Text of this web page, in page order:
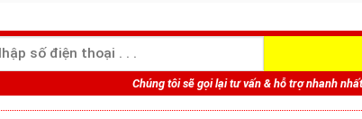
Chúng tôi sẽ gọi lại tư vấn & hỗ trợ nhanh